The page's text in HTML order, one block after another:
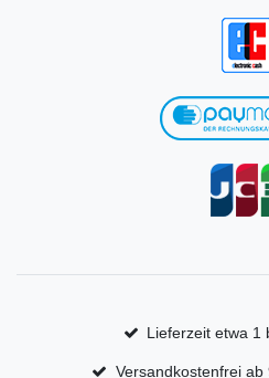
Lieferzeit etwa 1
Versandkostenfrei